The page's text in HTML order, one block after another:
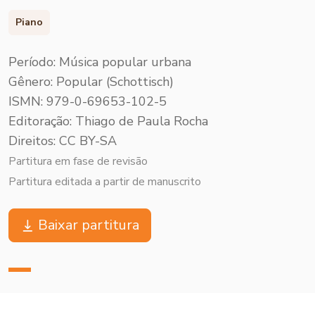
Piano
Período: Música popular urbana
Gênero: Popular (Schottisch)
ISMN: 979-0-69653-102-5
Editoração: Thiago de Paula Rocha
Direitos: CC BY-SA
Partitura em fase de revisão
Partitura editada a partir de manuscrito
Baixar partitura